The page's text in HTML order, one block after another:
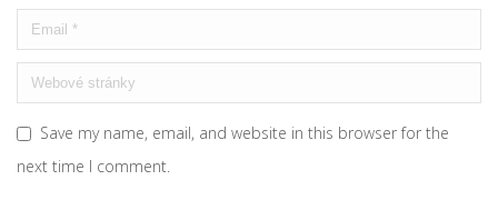
Save my name, email, and website in this browser for the
next time I comment.